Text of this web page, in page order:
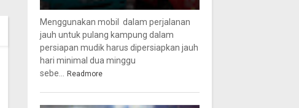
Menggunakan mobil dalam perjalanan
jauh untuk pulang kampung dalam
persiapan mudik harus dipersiapkan jauh
hari minimal dua minggu
sebe... Readmore
2